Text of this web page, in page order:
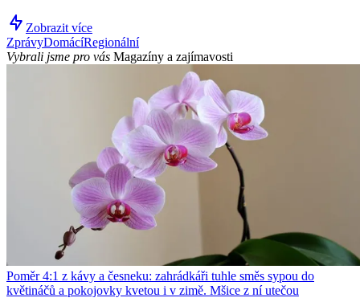
Zobrazit více
ZprávyDomácíRegionální
Vybrali jsme pro vás Magazíny a zajímavosti
Poměr 4:1 z kávy a česneku: zahrádkáři tuhle směs sypou do
květináčů a pokojovky kvetou i v zimě. Mšice z ní utečou